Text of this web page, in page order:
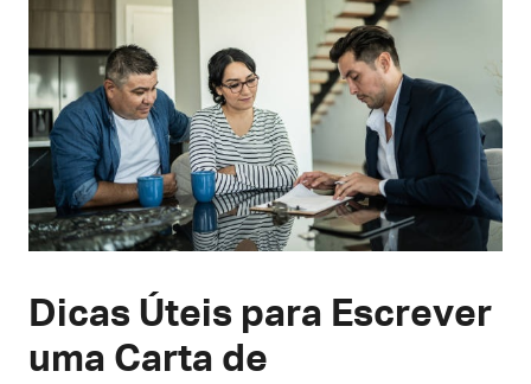
Dicas Úteis para Escrever
uma Carta de